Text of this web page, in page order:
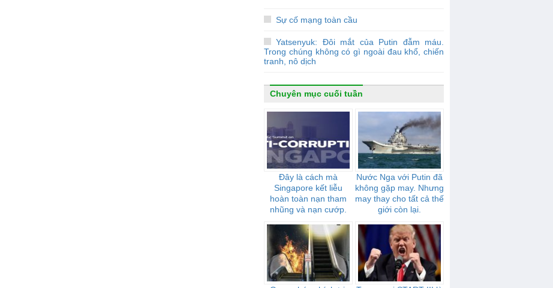
Sự cố mạng toàn cầu
Yatsenyuk: Đôi mắt của Putin đẫm máu.
Trong chúng không có gì ngoài đau khổ, chiến
tranh, nô dịch
Chuyên mục cuối tuần
Đây là cách mà
Singapore kết liễu
hoàn toàn nạn tham
nhũng và nạn cướp.
Nước Nga với Putin đã
không gặp may. Nhưng
may thay cho tất cả thế
giới còn lại.